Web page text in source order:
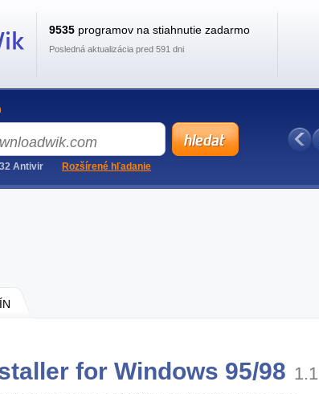
for Windows 95/98 1.1
9535 programov na stiahnutie zadarmo
Posledná aktualizácia pred 591 dni
Antivir Rozšírené hľadanie